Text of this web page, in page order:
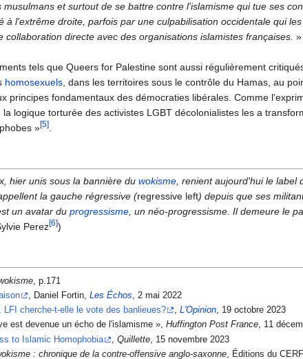
musulmans et surtout de se battre contre l'islamisme qui tue ses
à l'extrême droite, parfois par une culpabilisation occidentale qui
collaboration directe avec des organisations islamistes françaises. »
tels que Queers for Palestine sont aussi régulièrement
homosexuels, dans les territoires sous le contrôle du Hamas, au
principes fondamentaux des démocraties libérales. Comme
la logique torturée des activistes LGBT décolonialistes les a
»[5].
hier unis sous la bannière duwokisme , renient aujourd'hui le
la gauche régressive (regressive left) depuis que ses
un avatar duprogressisme , un néo-progressisme. Il demeure le
Perez[6])
, p.171
, Daniel Fortin,Les Échos, 2 mai 2022
cherche-t-elle le vote des banlieues? ,L'Opinion, 19 octobre 2023
est devenue un écho de l'islamisme »,Huffington Post France, 11
to Islamic Homophobia ,Quillette , 15 novembre 2023
: chronique de la contre-offensive anglo-saxonne, Éditions du